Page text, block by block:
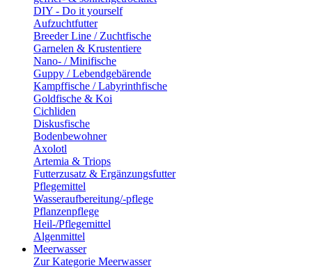
DIY - Do it yourself
Aufzuchtfutter
Breeder Line / Zuchtfische
Garnelen & Krustentiere
Nano- / Minifische
Guppy / Lebendgebärende
Kampffische / Labyrinthfische
Goldfische & Koi
Cichliden
Diskusfische
Bodenbewohner
Axolotl
Artemia & Triops
Futterzusatz & Ergänzungsfutter
Pflegemittel
Wasseraufbereitung/-pflege
Pflanzenpflege
Heil-/Pflegemittel
Algenmittel
Meerwasser
Zur Kategorie Meerwasser